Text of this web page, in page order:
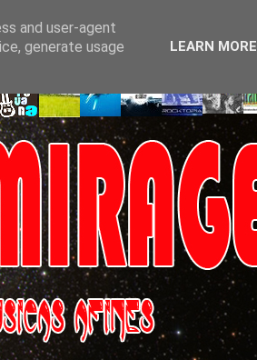
and user-agent
generate usage
LEARN MORE